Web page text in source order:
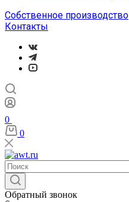
Собственное производство
Контакты
0
0
Обратный звонок